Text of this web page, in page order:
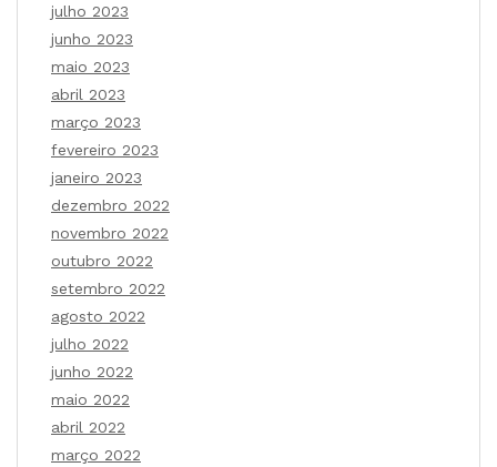
julho 2023
junho 2023
maio 2023
abril 2023
março 2023
fevereiro 2023
janeiro 2023
dezembro 2022
novembro 2022
outubro 2022
setembro 2022
agosto 2022
julho 2022
junho 2022
maio 2022
abril 2022
março 2022